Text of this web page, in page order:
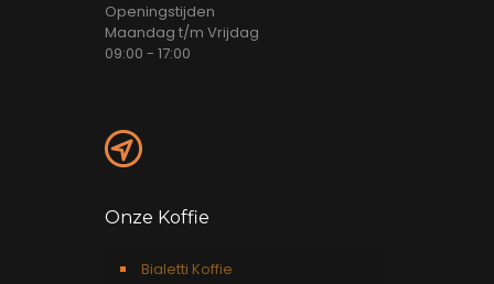
Openingstijden
Maandag t/m Vrijdag
09:00 - 17:00
Onze Koffie
Bialetti Koffie